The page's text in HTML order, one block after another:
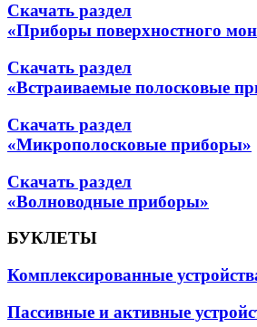
Скачать раздел
«Приборы поверхностного
Скачать раздел
«Встраиваемые полосковые
Скачать раздел
«Микрополосковые приборы»
Скачать раздел
«Волноводные приборы»
БУКЛЕТЫ
Комплексированные
Пассивные и активные